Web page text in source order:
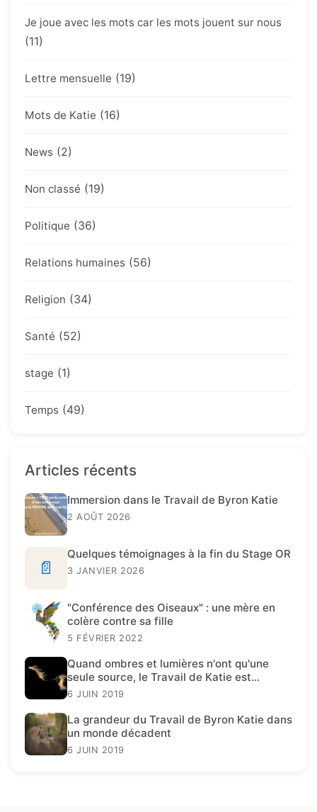
Je joue avec les mots car les mots jouent sur nous
(11)
Lettre mensuelle (19)
Mots de Katie (16)
News (2)
Non classé (19)
Politique (36)
Relations humaines (56)
Religion (34)
Santé (52)
stage (1)
Temps (49)
Articles récents
Immersion dans le Travail de Byron Katie
2 AOÛT 2026
📄
Quelques témoignages à la fin du Stage OR
3 JANVIER 2026
"Conférence des Oiseaux" : une mère en
colère contre sa fille
5 FÉVRIER 2022
Quand ombres et lumières n'ont qu'une
seule source, le Travail de Katie est
présent.
6 JUIN 2019
La grandeur du Travail de Byron Katie dans
un monde décadent
6 JUIN 2019